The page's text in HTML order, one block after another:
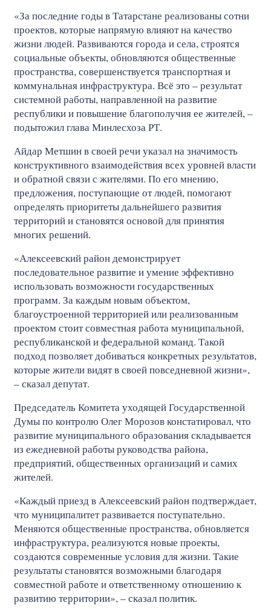
«За последние годы в Татарстане реализованы сотни
проектов, которые напрямую влияют на качество
жизни людей. Развиваются города и села, строятся
социальные объекты, обновляются общественные
пространства, совершенствуется транспортная и
коммунальная инфраструктура. Всё это – результат
системной работы, направленной на развитие
республики и повышение благополучия ее жителей, –
подытожил глава Минлесхоза РТ.
Айдар Метшин в своей речи указал на значимость
конструктивного взаимодействия всех уровней власти
и обратной связи с жителями. По его мнению,
предложения, поступающие от людей, помогают
определять приоритеты дальнейшего развития
территорий и становятся основой для принятия
многих решений.
«Алексеевский район демонстрирует
последовательное развитие и умение эффективно
использовать возможности государственных
программ. За каждым новым объектом,
благоустроенной территорией или реализованным
проектом стоит совместная работа муниципальной,
республиканской и федеральной команд. Такой
подход позволяет добиваться конкретных результатов,
которые жители видят в своей повседневной жизни»,
– сказал депутат.
Председатель Комитета уходящей Государственной
Думы по контролю Олег Морозов констатировал, что
развитие муниципального образования складывается
из ежедневной работы руководства района,
предприятий, общественных организаций и самих
жителей.
«Каждый приезд в Алексеевский район подтверждает,
что муниципалитет развивается поступательно.
Меняются общественные пространства, обновляется
инфраструктура, реализуются новые проекты,
создаются современные условия для жизни. Такие
результаты становятся возможными благодаря
совместной работе и ответственному отношению к
развитию территории», – сказал политик.